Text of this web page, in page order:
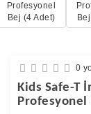
0
Kids Safe-T
Profesyonel